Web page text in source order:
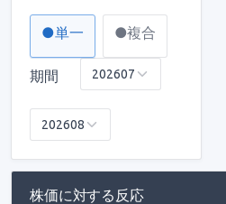
●単一 ●複合
期間
株価に対する反応